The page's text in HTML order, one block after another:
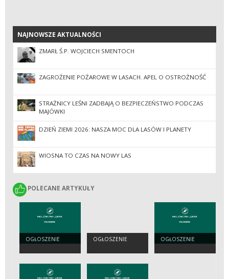
NAJNOWSZE AKTUALNOŚCI
NAJNOWSZE AKTUALNOŚCI
ZMARŁ Ś.P. WOJCIECH SMENTOCH
ZAGROŻENIE POŻAROWE W LASACH. APEL O OSTROŻNOŚĆ
STRAŻNICY LEŚNI ZADBAJĄ O BEZPIECZEŃSTWO PODCZAS
MAJÓWKI
DZIEŃ ZIEMI 2026: NASZA MOC DLA LASÓW I PLANETY
WIOSNA TO CZAS NA NOWY LAS
POLECANE ARTYKUŁY
POLECANE ARTYKUŁY
OGŁOSZENIE OGŁOSZENIE OGŁOSZENIE